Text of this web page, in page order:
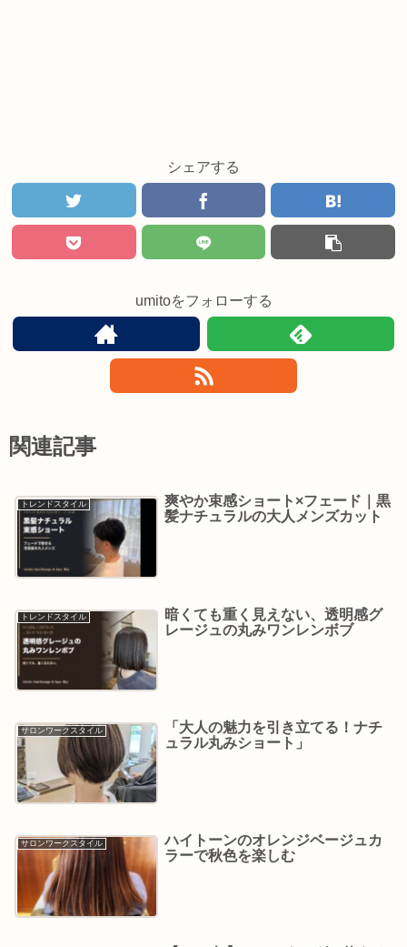
シェアする
umitoをフォローする
関連記事
トレンドスタイル
爽やか束感ショート×フェード｜黒
髪ナチュラルの大人メンズカット
トレンドスタイル
暗くても重く見えない、透明感グ
レージュの丸みワンレンボブ
サロンワークスタイル
「大人の魅力を引き立てる！ナチ
ュラル丸みショート」
サロンワークスタイル
ハイトーンのオレンジベージュカ
ラーで秋色を楽しむ